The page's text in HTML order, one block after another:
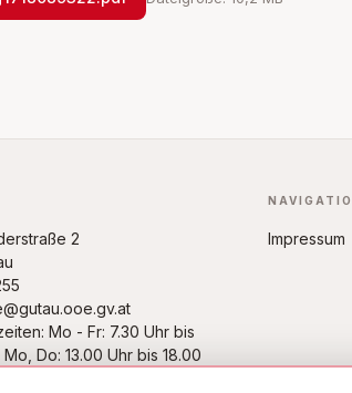
2
Mo - Fr: 7.30 Uhr bis
Mo, Do: 13.00 Uhr bis 18.00
Impressum